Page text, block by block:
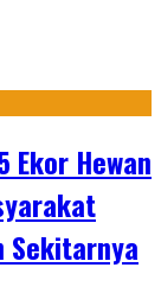
Ekor Hewan
Sekitarnya